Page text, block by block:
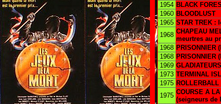
1954 BLACK
1960 BLOODLUST
1965 STAR TREK :
1968 CHAPEAU
meurtres au
1968 PRISONNIER
1968 PRISONNIER
1969
1973 TERMINAL
1975 ROLLERBALL
1975 COURSE A
(seigneurs de